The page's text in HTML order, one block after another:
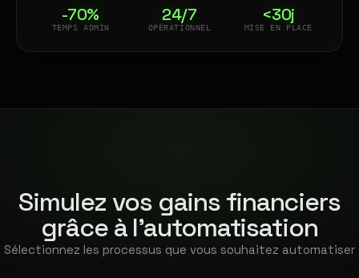
-70%
TEMPS ADMIN
24/7
OPÉRATIONNEL
<30j
MISE EN PLACE
Simulez vos gains financiers
grâce à l'automatisation
Sélectionnez les processus que vous souhaitez automatiser